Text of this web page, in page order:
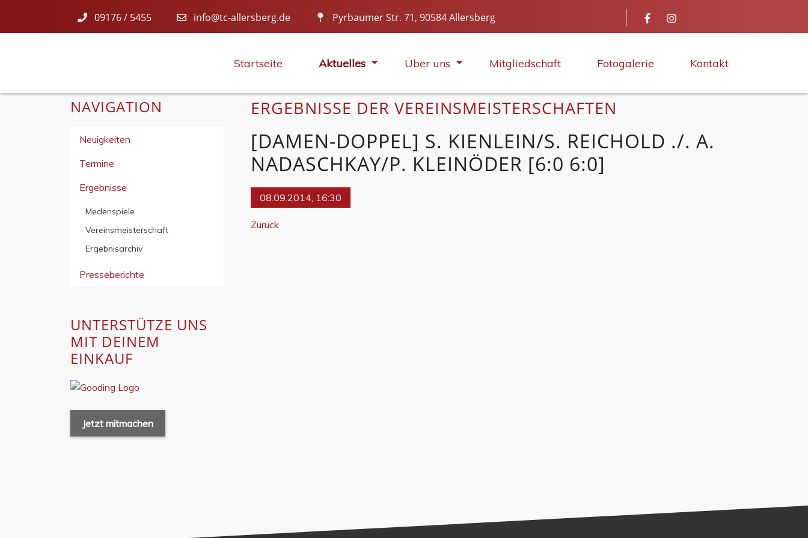
09176 / 5455 info@tc-allersberg.de Pyrbaumer Str. 71, 90584 Allersberg
Startseite Aktuelles Über uns Mitgliedschaft Fotogalerie Kontakt
DIE BESTEN DES VEREINS
ERGEBNISSE DER VEREINSMEISTERSCHAFTEN
[DAMEN-DOPPEL] S. KIENLEIN/S. REICHOLD ./. A.
NADASCHKAY/P. KLEINÖDER [6:0 6:0]
08.09.2014, 16:30
Zurück
NAVIGATION
Neuigkeiten
Termine
Ergebnisse
Medenspiele
Vereinsmeisterschaft
Ergebnisarchiv
Presseberichte
UNTERSTÜTZE UNS
MIT DEINEM
EINKAUF
Jetzt mitmachen